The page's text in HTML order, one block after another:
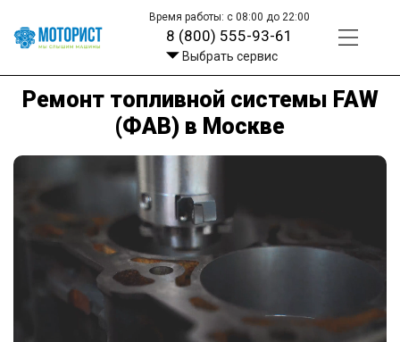
Время работы: с 08:00 до 22:00
8 (800) 555-93-61
Выбрать сервис
Ремонт топливной системы FAW
(ФАВ) в Москве